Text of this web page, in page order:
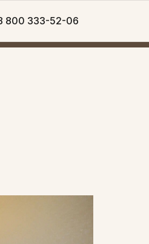
800 333-52-06